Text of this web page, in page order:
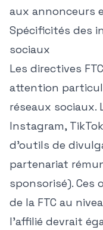
aux annonceurs
Spécificités des
sociaux
Les directives
attention
réseaux sociaux.
Instagram,
d'outils de
partenariat
sponsorisé).
de la FTC au
l'affilié devrait